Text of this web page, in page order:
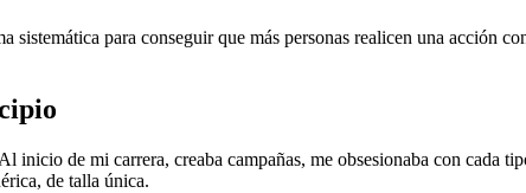
sistemática para conseguir que más personas realicen una acción
de mi carrera, creaba campañas, me obsesionaba con cada
de talla única.